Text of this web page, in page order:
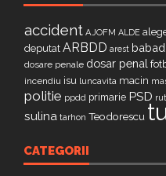
accident AJOFM ALDE
deputat ARBDD arest
dosare penale dosar penal
incendiu isu luncavita macin
politie ppdd primarie PSD
sulina tarhon Teodorescu
CATEGORII